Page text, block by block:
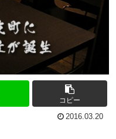
コピー
2016.03.20